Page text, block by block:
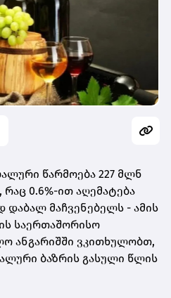
წარმოება 227 მლნ
0.6%-ით აღემატება
მაჩვენებელს - ამის
საერთაშორისო
ანგარიშში ვკითხულობთ,
ბაზრის გასული წლის